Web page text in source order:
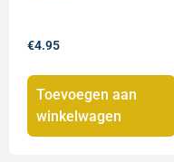
€4.95
Toevoegen aan
winkelwagen